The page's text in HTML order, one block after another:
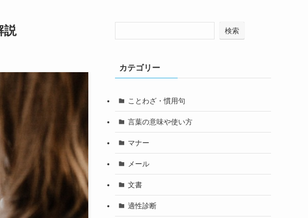
説 検索
カテゴリー
ことわざ・慣用句
言葉の意味や使い方
マナー
メール
文書
適性診断